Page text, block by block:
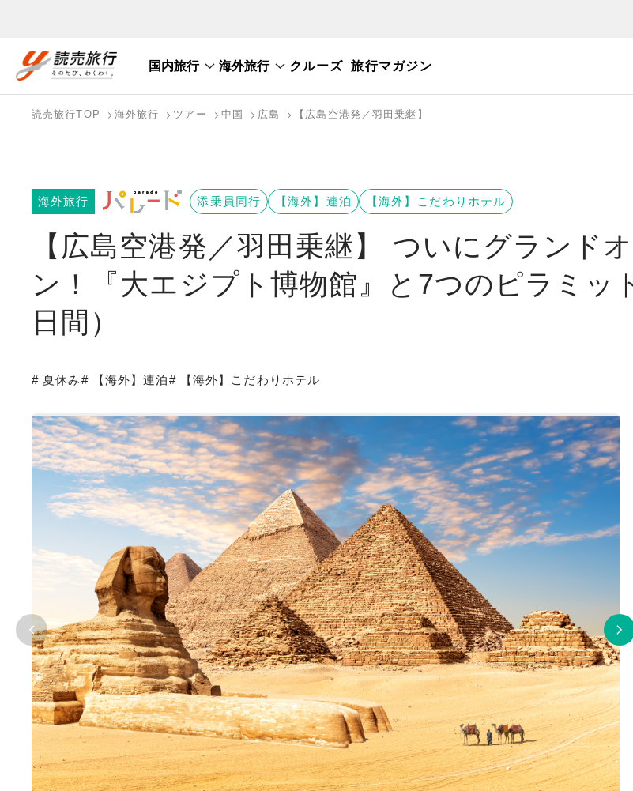
国内旅行 海外旅行 クルーズ 旅行マガジン
国内旅行トップ
海外旅行トップ
読売旅行TOP 海外旅行 ツアー 中国 広島 【広島空港発／羽田乗継】
【広島空港発／羽田乗継】 ついにグランド
ン！『大エジプト博物館』と7つのピラミッ
日間）
海外旅行 添乗員同行 【海外】連泊 【海外】こだわりホテル
# 夏休み# 【海外】連泊# 【海外】こだわりホテル